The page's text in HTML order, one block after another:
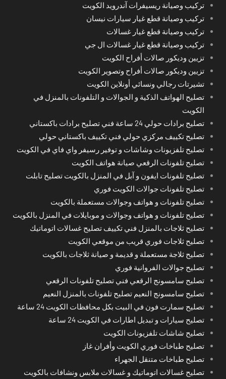
تركيب وصيانة ريسيفرات آندرويد الكويت
تركيب وصيانة قطع غيار سيارات نيسان
تركيب وصيانة قطع غيار غسالات
تركيب وصيانة قطع غيار غسالات ال جي
تزيين وديكور صالات أفراح الكويت
تزيين وديكور صالات أفراح وتصوير الكويت
تشيرتات رجالي ونسائي أونلاين الكويت
تصليح الهواتف الذكية و الجوالات و التلفونات بالمنزل في
الكويت
تصليح برادات حولي 24 ساعة فني تصليح برادات باكستاني
تصليح تكييف مركزي حولي فني تكييف باكستاني حولي
تصليح تلفزيونات وشاشات و توفير رسيفر واي فاي في الكويت
تصليح تلفونات الرقعي صيانة هواتف الكويت
تصليح تلفونات ايفون و آبل في المنزل بالكويت تصليح تابلت
تصليح تلفونات جوالات الكويت فوري
تصليح تلفونات و هواتف وجوالات مستعملة بالكويت
تصليح تلفونات و هواتف وجوالات و موبايلات في المنزل بالكويت
تصليح ثلاجات بالمنزل فني تكييف تصليح غسالات اتوماتيك
تصليح ثلاجات فوري قريب من موقعي الكويت
تصليح ثلاجة مستعملة و قديمة و صيانة ثلاجات بالكويت
تصليح جوالات الفروانية فوري
تصليح سامسونج الرقعي فني تصليح تلفونات الرقعي
تصليح سامسونج النعيم تصليح تلفونات بالمنزل النعيم
تصليح سمارت فون في البيت بكل محافظات الكويت 24 ساعة
تصليح سيارات و تبديل اطارات في الكويت 24 ساعة
تصليح شاشات تلفزيونات الكويت
تصليح طباخات فوري الكويت وأفران غاز
تصليح طباخات متنقل الجهراء
تصليح غسالات اتوماتيك و غسالات ملابس ونشافات بالكويت